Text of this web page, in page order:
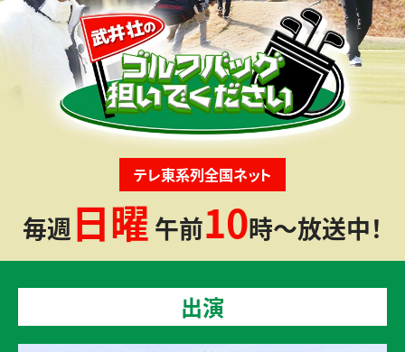
テレ東系列全国ネット
毎週 日曜 午前10時～放送中！
出演